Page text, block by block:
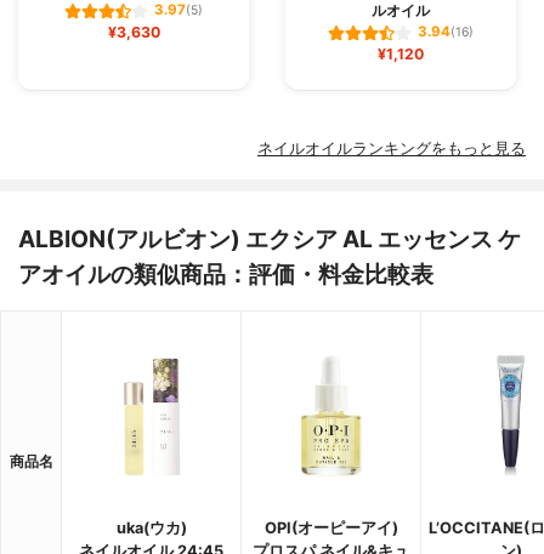
3.97(5)
¥3,630
ルオイル
3.94(16)
¥1,120
ネイルオイルランキングをもっと見る
ALBION(アルビオン) エクシア AL エッセンス ケ
アオイルの類似商品：評価・料金比較表
商品名
uka(ウカ)
OPI(オーピーアイ)
L’OCCITANE(